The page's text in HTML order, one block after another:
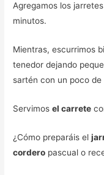
Agregamos los
minutos.
Mientras, escurrimos
tenedor dejando
sartén con un poco de
Servimosel carrete
¿Cómo preparáis el
cordero pascual o